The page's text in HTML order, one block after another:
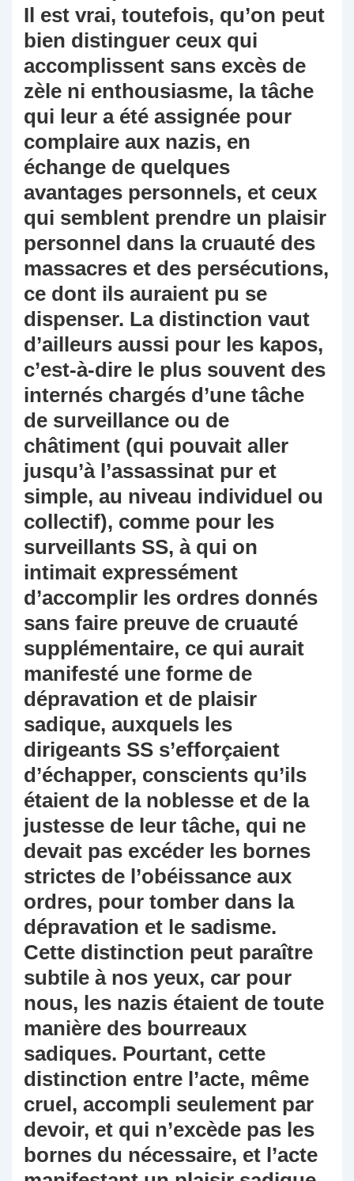
Il est vrai, toutefois, qu’on peut
bien distinguer ceux qui
accomplissent sans excès de
zèle ni enthousiasme, la tâche
qui leur a été assignée pour
complaire aux nazis, en
échange de quelques
avantages personnels, et ceux
qui semblent prendre un plaisir
personnel dans la cruauté des
massacres et des persécutions,
ce dont ils auraient pu se
dispenser. La distinction vaut
d’ailleurs aussi pour les kapos,
c’est-à-dire le plus souvent des
internés chargés d’une tâche
de surveillance ou de
châtiment (qui pouvait aller
jusqu’à l’assassinat pur et
simple, au niveau individuel ou
collectif), comme pour les
surveillants SS, à qui on
intimait expressément
d’accomplir les ordres donnés
sans faire preuve de cruauté
supplémentaire, ce qui aurait
manifesté une forme de
dépravation et de plaisir
sadique, auxquels les
dirigeants SS s’efforçaient
d’échapper, conscients qu’ils
étaient de la noblesse et de la
justesse de leur tâche, qui ne
devait pas excéder les bornes
strictes de l’obéissance aux
ordres, pour tomber dans la
dépravation et le sadisme.
Cette distinction peut paraître
subtile à nos yeux, car pour
nous, les nazis étaient de toute
manière des bourreaux
sadiques. Pourtant, cette
distinction entre l’acte, même
cruel, accompli seulement par
devoir, et qui n’excède pas les
bornes du nécessaire, et l’acte